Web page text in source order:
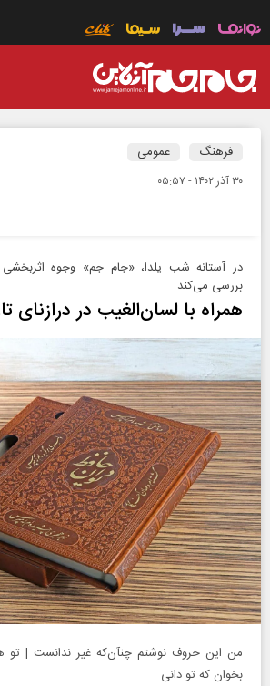
فرهنگ عمومی
۳۰ آذر ۱۴۰۲ - ۰۵:۵۷
در آستانه شب یلدا، «جام جم» وجوه اثربخشی
بررسی می‌کند
همراه با لسان‌الغیب در درازنای
من این حروف نوشتم چنآن‌که غیر ندانست | تو
بخوان که تو دانی